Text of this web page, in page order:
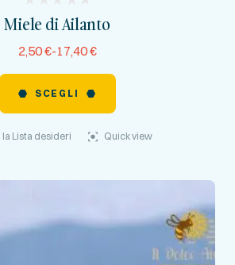
Miele di Ailanto
reviews)
2,50€-17,40€
SCEGLI
la Lista desideri Quick view